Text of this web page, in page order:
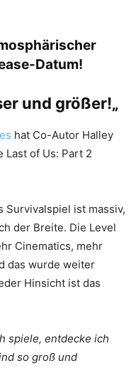
Datum!
und größer!„
hat Co-Autor Halley
Last of Us: Part 2
Survivalspiel ist massiv,
der Breite. Die Level
Cinematics, mehr
das wurde weiter
Hinsicht ist das
spiele, entdecke ich
so groß und